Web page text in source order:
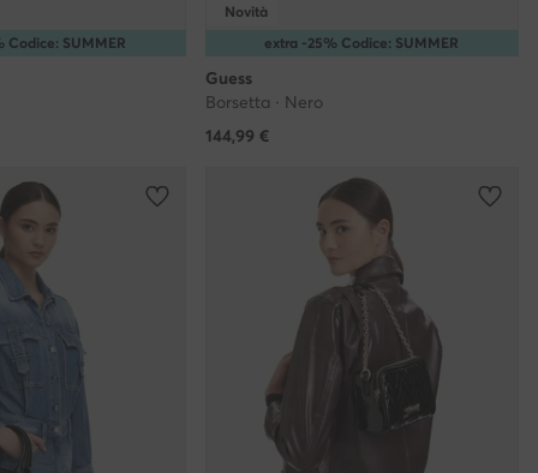
Codice: SUMMER extra -25% Codice: SUMMER
Novità
Guess
Borsetta · Nero
144,99 €